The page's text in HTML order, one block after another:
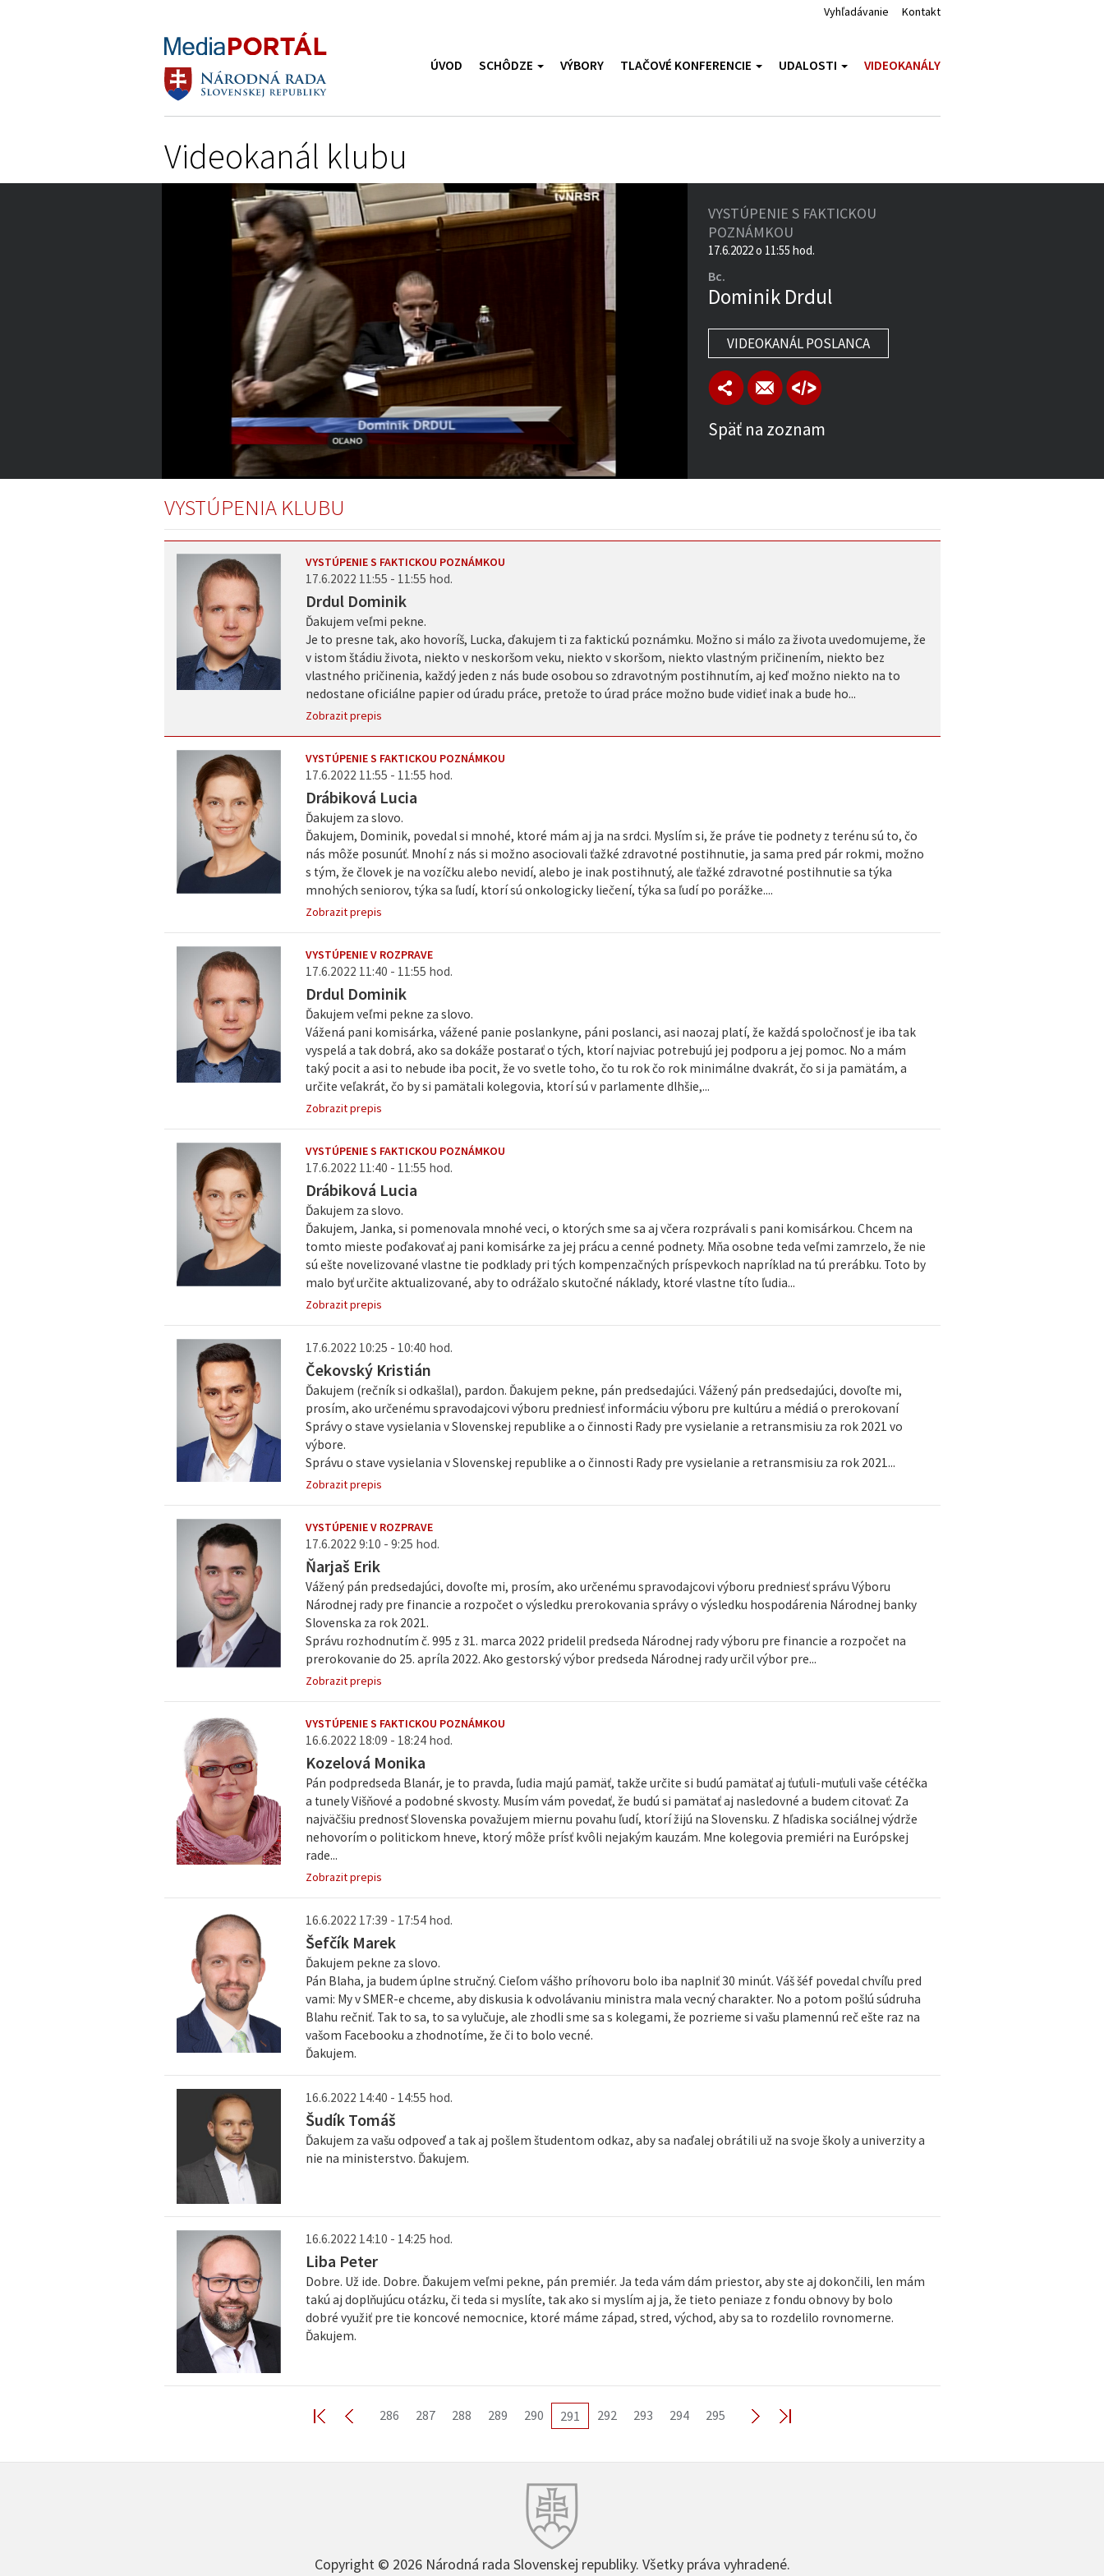
Vyhľadávanie Kontakt
ÚVOD SCHÔDZE VÝBORY TLAČOVÉ KONFERENCIE UDALOSTI VIDEOKANÁLY
Videokanál klubu
3:11:55
Volume
VYSTÚPENIE S FAKTICKOU
POZNÁMKOU
17.6.2022 o 11:55 hod.
Bc.
Dominik Drdul
VIDEOKANÁL POSLANCA
Späť na zoznam
VYSTÚPENIA KLUBU
VYSTÚPENIE S FAKTICKOU POZNÁMKOU
17.6.2022 11:55 - 11:55 hod.
Drdul Dominik
Ďakujem veľmi pekne.
Je to presne tak, ako hovoríš, Lucka, ďakujem ti za faktickú poznámku. Možno si málo za života uvedomujeme, že
v istom štádiu života, niekto v neskoršom veku, niekto v skoršom, niekto vlastným pričinením, niekto bez
vlastného pričinenia, každý jeden z nás bude osobou so zdravotným postihnutím, aj keď možno niekto na to
nedostane oficiálne papier od úradu práce, pretože to úrad práce možno bude vidieť inak a bude ho...
Zobrazit prepis
VYSTÚPENIE S FAKTICKOU POZNÁMKOU
17.6.2022 11:55 - 11:55 hod.
Drábiková Lucia
Ďakujem za slovo.
Ďakujem, Dominik, povedal si mnohé, ktoré mám aj ja na srdci. Myslím si, že práve tie podnety z terénu sú to, čo
nás môže posunúť. Mnohí z nás si možno asociovali ťažké zdravotné postihnutie, ja sama pred pár rokmi, možno
s tým, že človek je na vozíčku alebo nevidí, alebo je inak postihnutý, ale ťažké zdravotné postihnutie sa týka
mnohých seniorov, týka sa ľudí, ktorí sú onkologicky liečení, týka sa ľudí po porážke....
Zobrazit prepis
VYSTÚPENIE V ROZPRAVE
17.6.2022 11:40 - 11:55 hod.
Drdul Dominik
Ďakujem veľmi pekne za slovo.
Vážená pani komisárka, vážené panie poslankyne, páni poslanci, asi naozaj platí, že každá spoločnosť je iba tak
vyspelá a tak dobrá, ako sa dokáže postarať o tých, ktorí najviac potrebujú jej podporu a jej pomoc. No a mám
taký pocit a asi to nebude iba pocit, že vo svetle toho, čo tu rok čo rok minimálne dvakrát, čo si ja pamätám, a
určite veľakrát, čo by si pamätali kolegovia, ktorí sú v parlamente dlhšie,...
Zobrazit prepis
VYSTÚPENIE S FAKTICKOU POZNÁMKOU
17.6.2022 11:40 - 11:55 hod.
Drábiková Lucia
Ďakujem za slovo.
Ďakujem, Janka, si pomenovala mnohé veci, o ktorých sme sa aj včera rozprávali s pani komisárkou. Chcem na
tomto mieste poďakovať aj pani komisárke za jej prácu a cenné podnety. Mňa osobne teda veľmi zamrzelo, že nie
sú ešte novelizované vlastne tie podklady pri tých kompenzačných príspevkoch napríklad na tú prerábku. Toto by
malo byť určite aktualizované, aby to odrážalo skutočné náklady, ktoré vlastne títo ľudia...
Zobrazit prepis
17.6.2022 10:25 - 10:40 hod.
Čekovský Kristián
Ďakujem (rečník si odkašlal), pardon. Ďakujem pekne, pán predsedajúci. Vážený pán predsedajúci, dovoľte mi,
prosím, ako určenému spravodajcovi výboru predniesť informáciu výboru pre kultúru a médiá o prerokovaní
Správy o stave vysielania v Slovenskej republike a o činnosti Rady pre vysielanie a retransmisiu za rok 2021 vo
výbore.
Správu o stave vysielania v Slovenskej republike a o činnosti Rady pre vysielanie a retransmisiu za rok 2021...
Zobrazit prepis
VYSTÚPENIE V ROZPRAVE
17.6.2022 9:10 - 9:25 hod.
Ňarjaš Erik
Vážený pán predsedajúci, dovoľte mi, prosím, ako určenému spravodajcovi výboru predniesť správu Výboru
Národnej rady pre financie a rozpočet o výsledku prerokovania správy o výsledku hospodárenia Národnej banky
Slovenska za rok 2021.
Správu rozhodnutím č. 995 z 31. marca 2022 pridelil predseda Národnej rady výboru pre financie a rozpočet na
prerokovanie do 25. apríla 2022. Ako gestorský výbor predseda Národnej rady určil výbor pre...
Zobrazit prepis
VYSTÚPENIE S FAKTICKOU POZNÁMKOU
16.6.2022 18:09 - 18:24 hod.
Kozelová Monika
Pán podpredseda Blanár, je to pravda, ľudia majú pamäť, takže určite si budú pamätať aj ťuťuli-muťuli vaše cétéčka
a tunely Višňové a podobné skvosty. Musím vám povedať, že budú si pamätať aj nasledovné a budem citovať: Za
najväčšiu prednosť Slovenska považujem miernu povahu ľudí, ktorí žijú na Slovensku. Z hľadiska sociálnej výdrže
nehovorím o politickom hneve, ktorý môže prísť kvôli nejakým kauzám. Mne kolegovia premiéri na Európskej
rade...
Zobrazit prepis
16.6.2022 17:39 - 17:54 hod.
Šefčík Marek
Ďakujem pekne za slovo.
Pán Blaha, ja budem úplne stručný. Cieľom vášho príhovoru bolo iba naplniť 30 minút. Váš šéf povedal chvíľu pred
vami: My v SMER-e chceme, aby diskusia k odvolávaniu ministra mala vecný charakter. No a potom pošlú súdruha
Blahu rečniť. Tak to sa, to sa vylučuje, ale zhodli sme sa s kolegami, že pozrieme si vašu plamennú reč ešte raz na
vašom Facebooku a zhodnotíme, že či to bolo vecné.
Ďakujem.
16.6.2022 14:40 - 14:55 hod.
Šudík Tomáš
Ďakujem za vašu odpoveď a tak aj pošlem študentom odkaz, aby sa naďalej obrátili už na svoje školy a univerzity a
nie na ministerstvo. Ďakujem.
16.6.2022 14:10 - 14:25 hod.
Liba Peter
Dobre. Už ide. Dobre. Ďakujem veľmi pekne, pán premiér. Ja teda vám dám priestor, aby ste aj dokončili, len mám
takú aj doplňujúcu otázku, či teda si myslíte, tak ako si myslím aj ja, že tieto peniaze z fondu obnovy by bolo
dobré využiť pre tie koncové nemocnice, ktoré máme západ, stred, východ, aby sa to rozdelilo rovnomerne.
Ďakujem.
286 287 288 289 290 291 292 293 294 295
Copyright © 2026 Národná rada Slovenskej republiky. Všetky práva vyhradené.